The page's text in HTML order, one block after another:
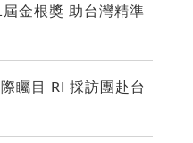
金根獎 助台灣精準
矚目 RI 採訪團赴台